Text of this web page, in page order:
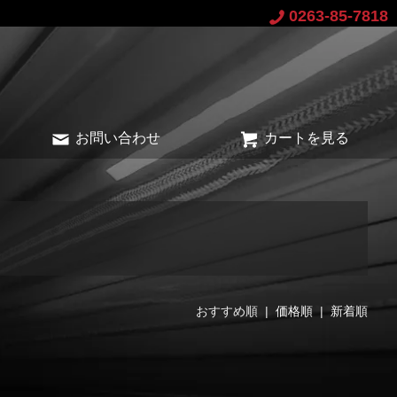
0263-85-7818
お問い合わせ カートを見る
おすすめ順 | 価格順|新着順